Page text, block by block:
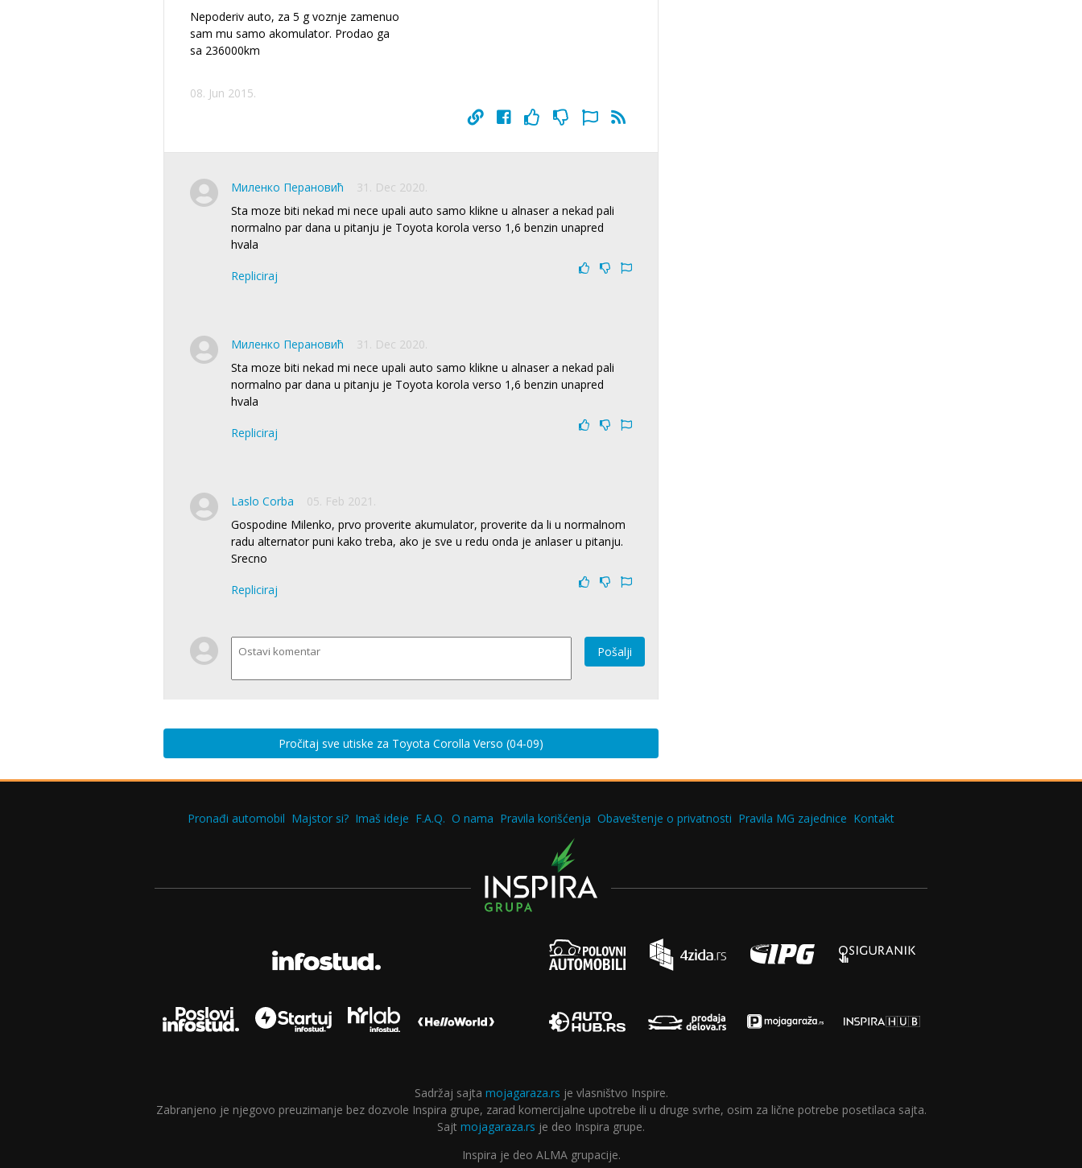
Nepoderiv auto, za 5 g voznje zamenuo
sam mu samo akomulator. Prodao ga
sa 236000km
08. Jun 2015.
Миленко Перановић
31. Dec 2020.
Sta moze biti nekad mi nece upali auto samo klikne u alnaser a nekad pali
normalno par dana u pitanju je Toyota korola verso 1,6 benzin unapred
hvala
Repliciraj
Миленко Перановић
31. Dec 2020.
Sta moze biti nekad mi nece upali auto samo klikne u alnaser a nekad pali
normalno par dana u pitanju je Toyota korola verso 1,6 benzin unapred
hvala
Repliciraj
Laslo Corba
05. Feb 2021.
Gospodine Milenko, prvo proverite akumulator, proverite da li u normalnom
radu alternator puni kako treba, ako je sve u redu onda je anlaser u pitanju.
Srecno
Repliciraj
Pošalji
Pročitaj sve utiske za Toyota Corolla Verso (04-09)
Pronađi automobil Majstor si? Imaš ideje F.A.Q. O nama Pravila korišćenja Obaveštenje o privatnosti Pravila MG zajednice Kontakt
Sadržaj sajta mojagaraza.rs je vlasništvo Inspire.
Zabranjeno je njegovo preuzimanje bez dozvole Inspira grupe, zarad komercijalne upotrebe ili u druge svrhe, osim za lične potrebe posetilaca sajta.
Sajt mojagaraza.rs je deo Inspira grupe.
Inspira je deo ALMA grupacije.